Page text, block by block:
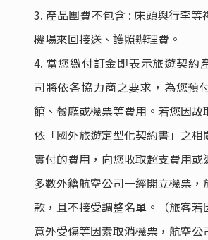
3. 產品團費不包含 : 床頭與行李等
機場來回接送、護照辦理費。
4. 當您繳付訂金即表示旅遊契約
司將依各協力商之要求，為您預
館、餐廳或機票等費用。若您因故
依「國外旅遊定型化契約書」之相
實付的費用，向您收取超支費用或
多數外籍航空公司一經開立機票，
款，且不接受調整名單。（旅客若
意外受傷等因素取消機票，航空公